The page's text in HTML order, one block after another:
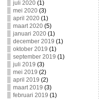
juli 2020(1)
mei 2020(3)
april 2020(1)
maart 2020(5)
januari 2020(1)
december 2019 (1)
oktober 2019 (1)
september 2019 (1)
juli 2019 (3)
mei 2019 (2)
april 2019 (2)
maart 2019 (3)
februari 2019 (1)